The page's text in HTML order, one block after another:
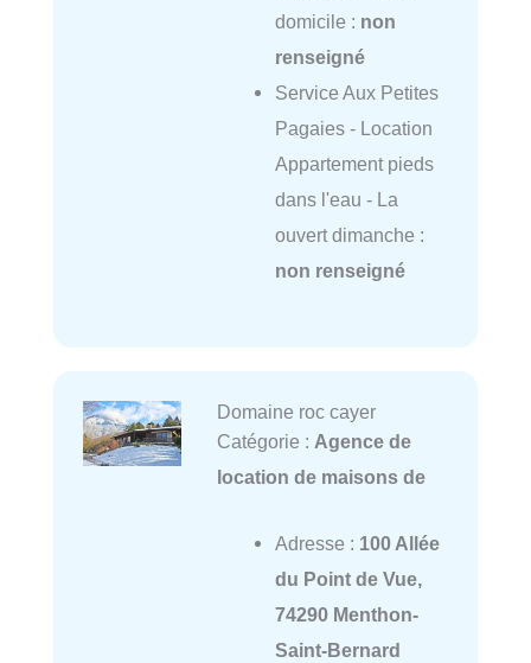
domicile : non
renseigné
Service Aux Petites
Pagaies - Location
Appartement pieds
dans l'eau - La
ouvert dimanche :
non renseigné
Domaine roc cayer
Catégorie : Agence de
location de maisons de
Adresse : 100 Allée
du Point de Vue,
74290 Menthon-
Saint-Bernard